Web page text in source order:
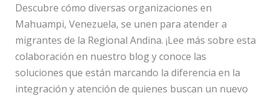
Descubre cómo diversas organizaciones en
Mahuampi, Venezuela, se unen para atender a
migrantes de la Regional Andina. ¡Lee más sobre esta
colaboración en nuestro blog y conoce las
soluciones que están marcando la diferencia en la
integración y atención de quienes buscan un nuevo
la
Regional
Andina